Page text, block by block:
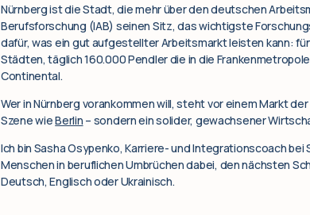
Nürnberg ist die Stadt, die mehr über den deutschen
Berufsforschung (IAB) seinen Sitz, das wichtigste
dafür, was ein gut aufgestellter Arbeitsmarkt leisten kann:
Städten, täglich 160.000 Pendler die in die
Continental.
Wer in Nürnberg vorankommen will, steht vor einem Markt
Szene wieBerlin – sondern ein solider, gewachsener
Ich bin Sasha Osypenko, Karriere- und Integrationscoach
Menschen in beruflichen Umbrüchen dabei, den nächsten
Deutsch, Englisch oder Ukrainisch.